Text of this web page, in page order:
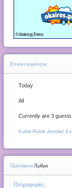
Επισκεψιμότητα
Today
All
Currently are 3
Kubik-Rubik Joomla!
ΠρόσφαταΆρθρα
Πληροφορίες